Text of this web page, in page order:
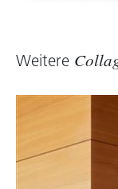
und durch
Weitere